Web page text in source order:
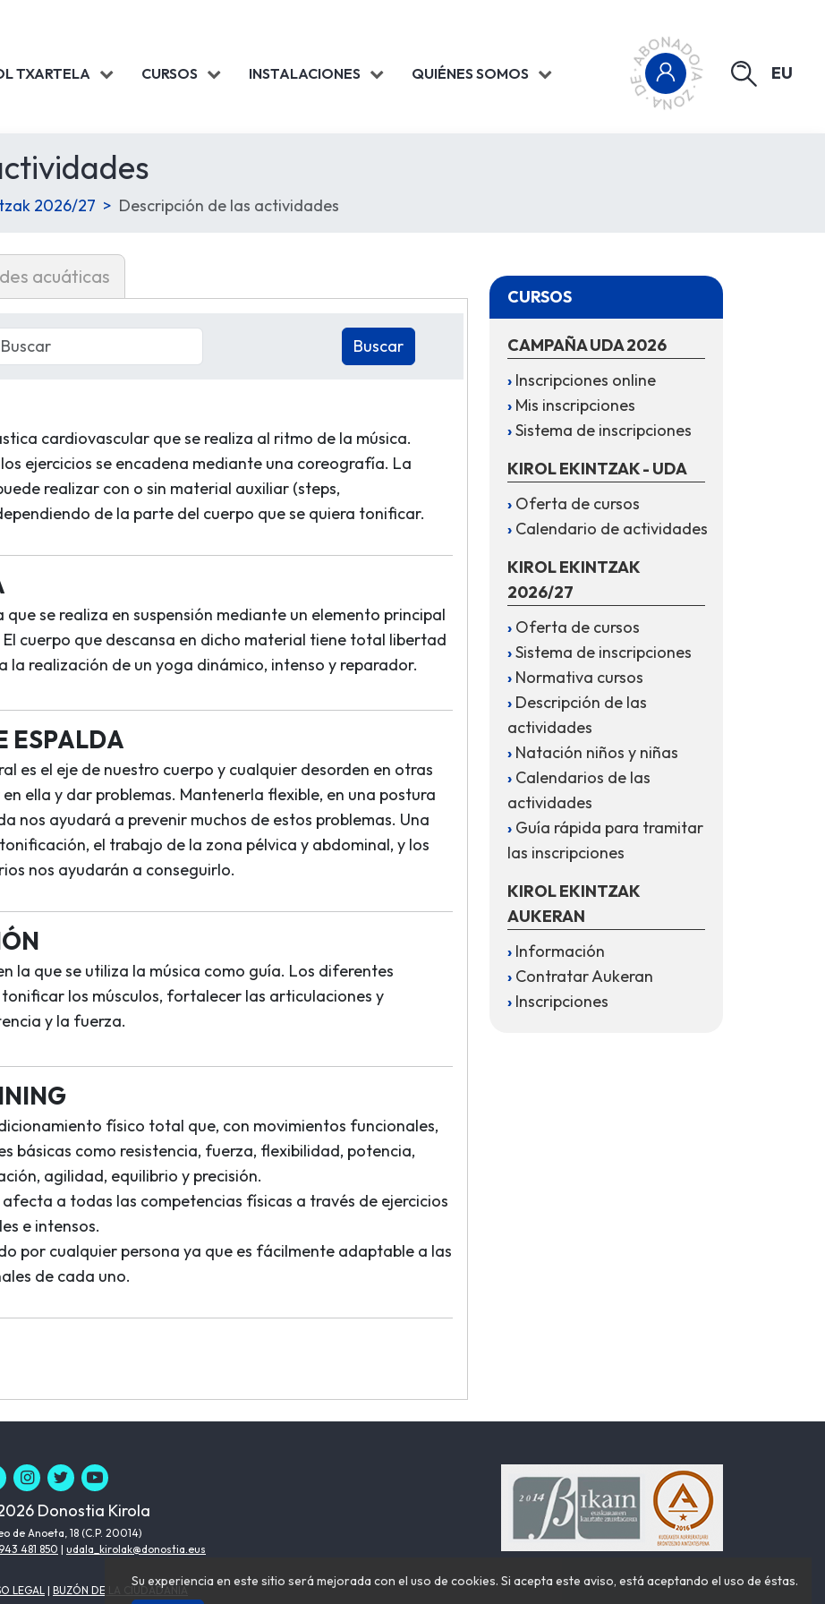
TXARTELA CURSOS INSTALACIONES QUIÉNES SOMOS EU
2026/27 Descripción de las actividades
acuáticas
Buscar
cardiovascular que se realiza al ritmo de la música.
ejercicios se encadena mediante una coreografía. La
realizar con o sin material auxiliar (steps,
de la parte del cuerpo que se quiera tonificar.
se realiza en suspensión mediante un elemento principal
El cuerpo que descansa en dicho material tiene total libertad
la realización de un yoga dinámico, intenso y reparador.
ESPALDA
es el eje de nuestro cuerpo y cualquier desorden en otras
ella y dar problemas. Mantenerla flexible, en una postura
nos ayudará a prevenir muchos de estos problemas. Una
el trabajo de la zona pélvica y abdominal, y los
nos ayudarán a conseguirlo.
la que se utiliza la música como guía. Los diferentes
los músculos, fortalecer las articulaciones y
y la fuerza.
físico total que, con movimientos funcionales,
básicas como resistencia, fuerza, flexibilidad, potencia,
agilidad, equilibrio y precisión.
a todas las competencias físicas a través de ejercicios
e intensos.
por cualquier persona ya que es fácilmente adaptable a las
de cada uno.
CURSOS
CAMPAÑA UDA 2026
Inscripciones online
Mis inscripciones
Sistema de inscripciones
KIROL EKINTZAK - UDA
Oferta de cursos
Calendario de actividades
KIROL EKINTZAK
2026/27
Oferta de cursos
Sistema de inscripciones
Normativa cursos
Descripción de las
actividades
Natación niños y niñas
Calendarios de las
actividades
Guía rápida para tramitar
las inscripciones
KIROL EKINTZAK
AUKERAN
Información
Contratar Aukeran
Inscripciones
Donostia Kirola
de Anoeta, 18 (C.P. 20014)
943 481 850 | udala_kirolak@donostia.eus
LEGAL | BUZÓN DE LA CIUDADANÍA
Su experiencia en este sitio será mejorada con el uso de cookies. Si acepta este aviso, está aceptando el uso de éstas.